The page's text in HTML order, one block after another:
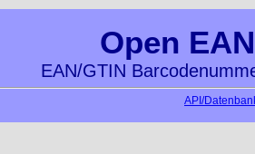
Open
EAN/GTIN
API/